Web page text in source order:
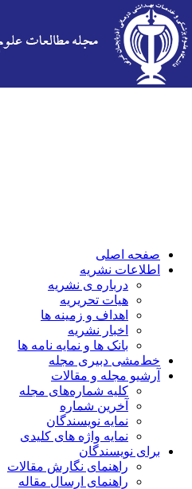
صفحه اصلی
اطلاعات نشریه
درباره ی نشریه
هیات تحریریه
اهداف و زمینه ها
اخبار نشریه
بانک ها و نمایه نامه ها
خط‌مشی دبیری مجله
آرشیو مجله و مقالات
کلیه شماره‌های مجله
آخرین شماره
نمایه نویسندگان
نمایه واژه های کلیدی
برای نویسندگان
راهنمای نگارش مقالات
راهنمای ارسال مقاله